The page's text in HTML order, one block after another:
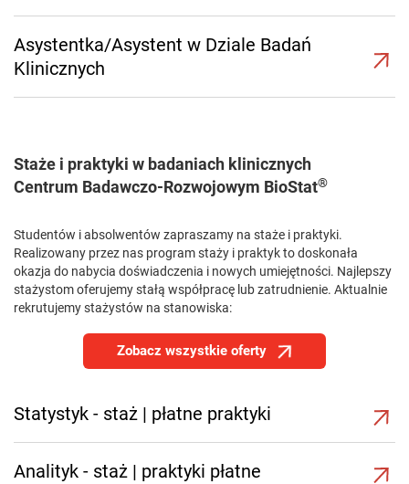
Asystentka/Asystent w Dziale Badań
Klinicznych
Staże i praktyki w badaniach klinicznych
Centrum Badawczo-Rozwojowym BioStat®
Studentów i absolwentów zapraszamy na staże i praktyki.
Realizowany przez nas program staży i praktyk to doskonała
okazja do nabycia doświadczenia i nowych umiejętności. Najlepszy
stażystom oferujemy stałą współpracę lub zatrudnienie. Aktualnie
rekrutujemy stażystów na stanowiska:
Zobacz wszystkie oferty
Statystyk - staż | płatne praktyki
Analityk - staż | praktyki płatne